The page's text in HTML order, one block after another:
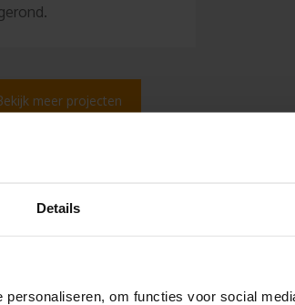
Details
om functies voor social
meer projecten